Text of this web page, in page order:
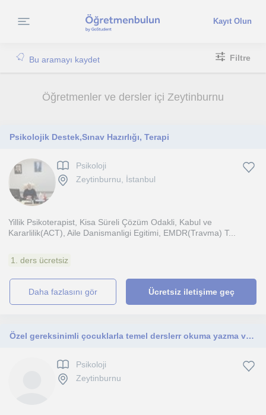
Kayıt Olun
Bu aramayı kaydet Filtre
Öğretmenler ve dersler içi Zeytinburnu
Psikolojik Destek,Sınav Hazırlığı, Terapi
Psikoloji
Zeytinburnu, İstanbul
Yillik Psikoterapist, Kisa Süreli Çözüm Odakli, Kabul ve
Kararlilik(ACT), Aile Danismanligi Egitimi, EMDR(Travma) T...
1. ders ücretsiz
daha fazlasını gör Ücretsiz iletişime geç
Özel gereksinimli çocuklarla temel derslerr okuma yazma ve sosyal uyum becerilerinin öğretimi
Psikoloji
Zeytinburnu